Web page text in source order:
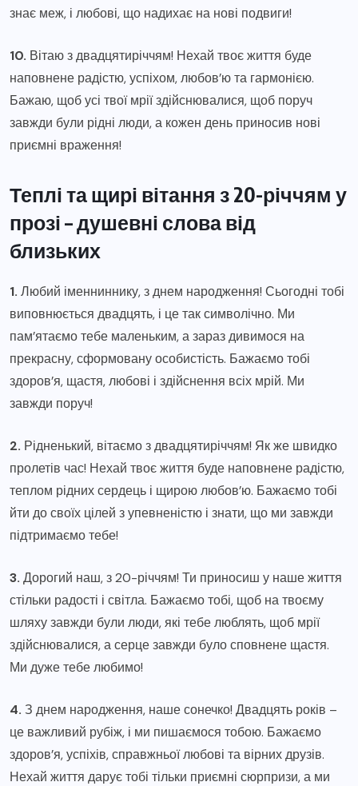
знає меж, і любові, що надихає на нові подвиги!
10. Вітаю з двадцятиріччям! Нехай твоє життя буде
наповнене радістю, успіхом, любов’ю та гармонією.
Бажаю, щоб усі твої мрії здійснювалися, щоб поруч
завжди були рідні люди, а кожен день приносив нові
приємні враження!
Теплі та щирі вітання з 20-річчям у
прозі – душевні слова від
близьких
1. Любий іменниннику, з днем народження! Сьогодні тобі
виповнюється двадцять, і це так символічно. Ми
пам’ятаємо тебе маленьким, а зараз дивимося на
прекрасну, сформовану особистість. Бажаємо тобі
здоров’я, щастя, любові і здійснення всіх мрій. Ми
завжди поруч!
2. Рідненький, вітаємо з двадцятиріччям! Як же швидко
пролетів час! Нехай твоє життя буде наповнене радістю,
теплом рідних сердець і щирою любов’ю. Бажаємо тобі
йти до своїх цілей з упевненістю і знати, що ми завжди
підтримаємо тебе!
3. Дорогий наш, з 20-річчям! Ти приносиш у наше життя
стільки радості і світла. Бажаємо тобі, щоб на твоєму
шляху завжди були люди, які тебе люблять, щоб мрії
здійснювалися, а серце завжди було сповнене щастя.
Ми дуже тебе любимо!
4. З днем народження, наше сонечко! Двадцять років –
це важливий рубіж, і ми пишаємося тобою. Бажаємо
здоров’я, успіхів, справжньої любові та вірних друзів.
Нехай життя дарує тобі тільки приємні сюрпризи, а ми